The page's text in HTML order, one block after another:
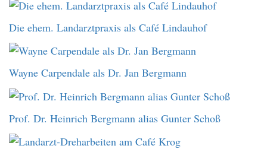
Die ehem. Landarztpraxis als Café Lindauhof
Wayne Carpendale als Dr. Jan Bergmann
Prof. Dr. Heinrich Bergmann alias Gunter Schoß